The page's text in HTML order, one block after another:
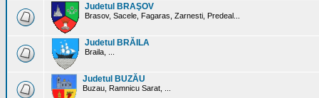
Judetul BRAŞOV
Brasov, Sacele, Fagaras, Zarnesti, Predeal...
Judetul BRĂILA
Braila, ...
Judetul BUZĂU
Buzau, Ramnicu Sarat, ...